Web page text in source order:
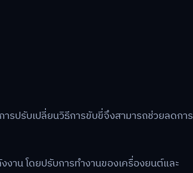
รปรับเปลี่ยนวิธีการขับขี่จึงสามารถช่วยลดการ
าน โดยปรับการทำงานของเครื่องยนต์และ